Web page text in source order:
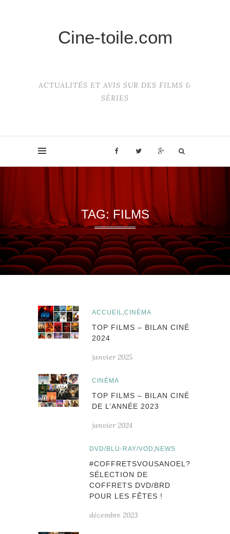
Cine-toile.com
ACTUALITÉS ET AVIS SUR DES FILMS &
SÉRIES
TAG: FILMS
ACCUEIL,CINÉMA
TOP FILMS – BILAN CINÉ
2024
janvier 2025
CINÉMA
TOP FILMS – BILAN CINÉ
DE L’ANNÉE 2023
janvier 2024
DVD/BLU-RAY/VOD, NEWS
#COFFRETSVOUSANOEL?
SÉLECTION DE
COFFRETS DVD/BRD
POUR LES FÊTES !
décembre 2023